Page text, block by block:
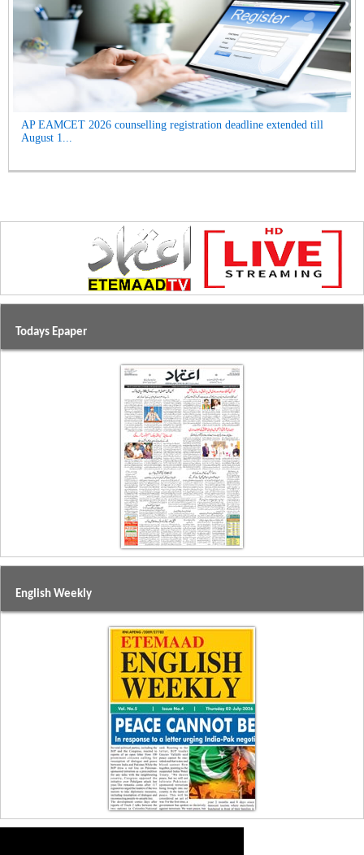
AP EAMCET 2026 counselling registration deadline extended till
August 1...
Todays Epaper
English Weekly